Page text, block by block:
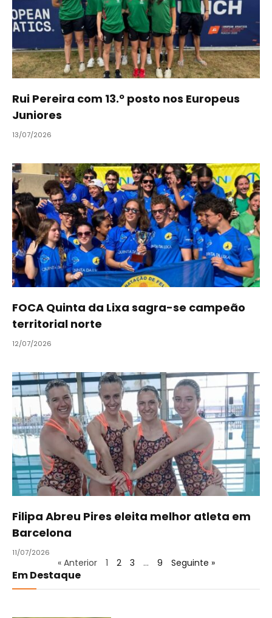
Rui Pereira com 13.º posto nos Europeus
Juniores
13/07/2026
FOCA Quinta da Lixa sagra-se campeão
territorial norte
12/07/2026
Filipa Abreu Pires eleita melhor atleta em
Barcelona
11/07/2026
« Anterior 1 2 3 … 9 Seguinte »
Em Destaque